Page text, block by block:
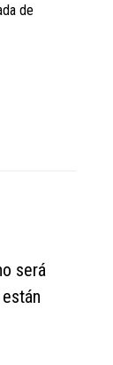
de
será